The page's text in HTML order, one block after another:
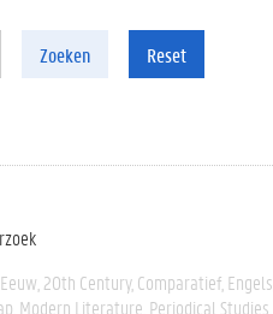
Zoeken Reset
20th Century Comparatief Engels
Modern Literature Periodical Studies